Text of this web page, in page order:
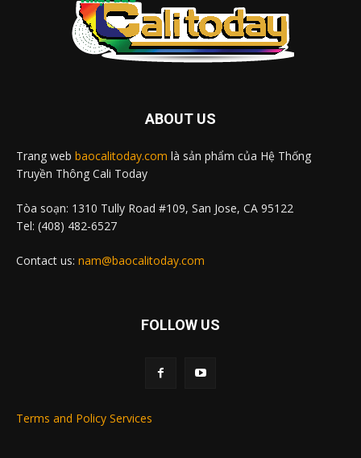
ABOUT US
Trang web baocalitoday.com là sản phẩm của Hệ Thống
Truyền Thông Cali Today
Tòa soạn: 1310 Tully Road #109, San Jose, CA 95122
Tel: (408) 482-6527
Contact us: nam@baocalitoday.com
FOLLOW US
Terms and Policy Services